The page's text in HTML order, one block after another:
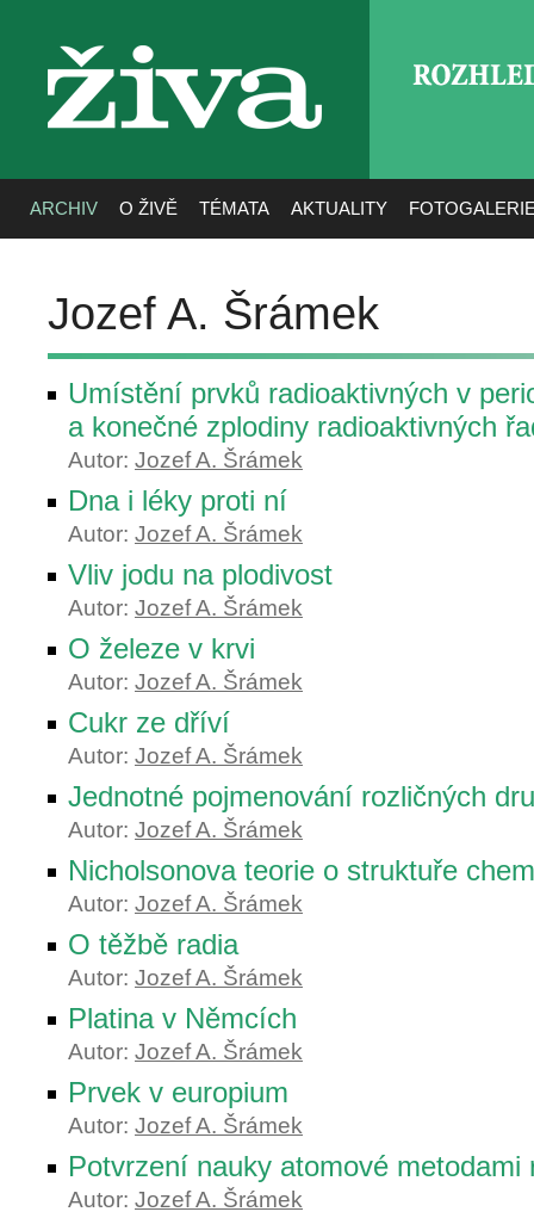
živa
ARCHIV O ŽIVĚ TÉMATA AKTUALITY
Jozef A. Šrámek
Umístění prvků radioaktivných v
a konečné zplodiny radioaktivných
Autor: Jozef A. Šrámek
Dna i léky proti ní
Autor: Jozef A. Šrámek
Vliv jodu na plodivost
Autor: Jozef A. Šrámek
O železe v krvi
Autor: Jozef A. Šrámek
Cukr ze dříví
Autor: Jozef A. Šrámek
Jednotné pojmenování rozličných
Autor: Jozef A. Šrámek
Nicholsonova teorie o struktuře
Autor: Jozef A. Šrámek
O těžbě radia
Autor: Jozef A. Šrámek
Platina v Němcích
Autor: Jozef A. Šrámek
Prvek v europium
Autor: Jozef A. Šrámek
Potvrzení nauky atomové metodami
Autor: Jozef A. Šrámek